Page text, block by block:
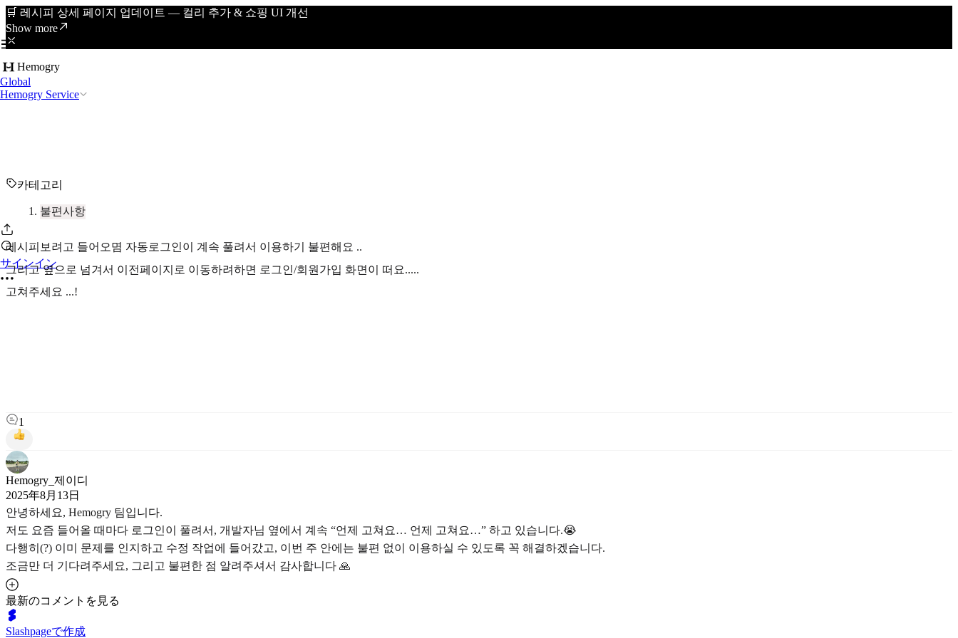
🛒 레시피 상세 페이지 업데이트 — 컬리 추가 & 쇼핑 UI 개선
Show more
Hemogry
Global
Hemogry Service
サインイン
카테고리
불편사항
레시피보려고 들어오몀 자동로그인이 계속 풀려서 이용하기 불편해요 ..
그리고 옆으로 넘겨서 이전페이지로 이동하려하면 로그인/회원가입 화면이 떠요.....
고쳐주세요 ...!
1
Hemogry_제이디
2025年8月13日
안녕하세요, Hemogry 팀입니다.
저도 요즘 들어올 때마다 로그인이 풀려서, 개발자님 옆에서 계속 “언제 고쳐요… 언제 고쳐요…” 하고 있습니다.😭
다행히(?) 이미 문제를 인지하고 수정 작업에 들어갔고, 이번 주 안에는 불편 없이 이용하실 수 있도록 꼭 해결하겠습니다.
조금만 더 기다려주세요, 그리고 불편한 점 알려주셔서 감사합니다 🙏
最新のコメントを見る
Slashpageで作成